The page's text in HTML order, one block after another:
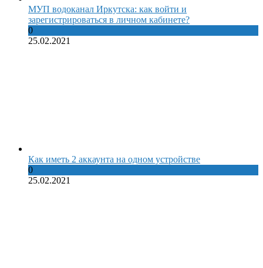
МУП водоканал Иркутска: как войти и
зарегистрироваться в личном кабинете?
0
25.02.2021
Как иметь 2 аккаунта на одном устройстве
0
25.02.2021